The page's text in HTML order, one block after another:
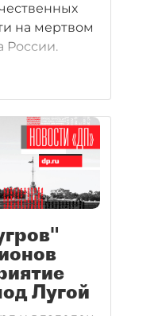
на мертвом
России.
Лугой